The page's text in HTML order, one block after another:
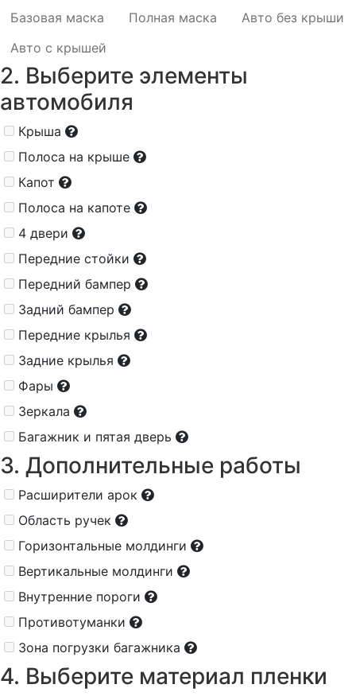
Базовая маска Полная маска
Авто без крыши
Авто с крышей
2. Выберите элементы
автомобиля
Крыша
Полоса на крыше
Капот
Полоса на капоте
4 двери
Передние стойки
Передний бампер
Задний бампер
Передние крылья
Задние крылья
Фары
Зеркала
Багажник и пятая дверь
3. Дополнительные работы
Расширители арок
Область ручек
Горизонтальные молдинги
Вертикальные молдинги
Внутренние пороги
Противотуманки
Зона погрузки багажника
4. Выберите материал пленки